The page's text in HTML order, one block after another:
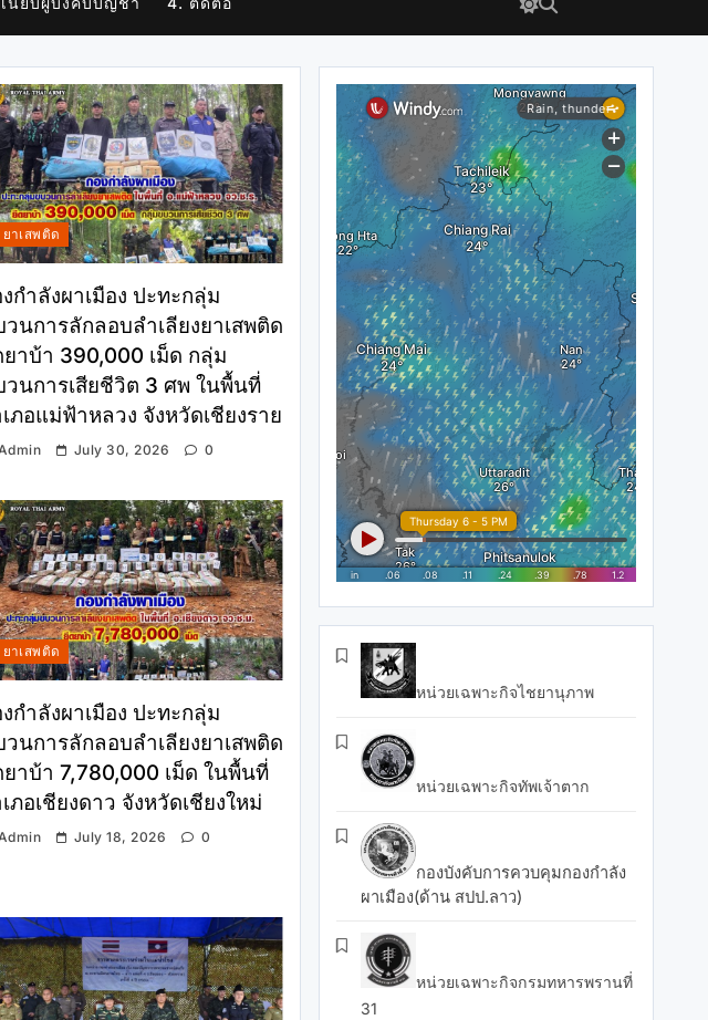
ยาเสพติด
กำลังผาเมือง ปะทะกลุ่ม
นการลักลอบลำเลียงยาเสพติด
าบ้า 390,000 เม็ด กลุ่ม
นการเสียชีวิต 3 ศพ ในพื้นที่
ภอแม่ฟ้าหลวง จังหวัดเชียงราย
July 30, 2026 0
ยาเสพติด
กำลังผาเมือง ปะทะกลุ่ม
นการลักลอบลำเลียงยาเสพติด
าบ้า 7,780,000 เม็ด ในพื้นที่
ภอเชียงดาว จังหวัดเชียงใหม่
July 18, 2026 0
หน่วยเฉพาะกิจไชยานุภาพ
หน่วยเฉพาะกิจทัพเจ้าตาก
กองบังคับการควบคุมกองกำลัง
ผาเมือง(ด้าน สปป.ลาว)
หน่วยเฉพาะกิจกรมทหารพรานที่
31